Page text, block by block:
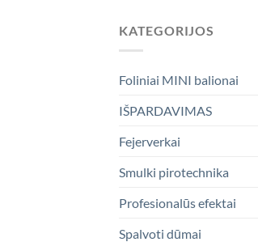
KATEGORIJOS
Foliniai MINI balionai
IŠPARDAVIMAS
Fejerverkai
Smulki pirotechnika
Profesionalūs efektai
Spalvoti dūmai